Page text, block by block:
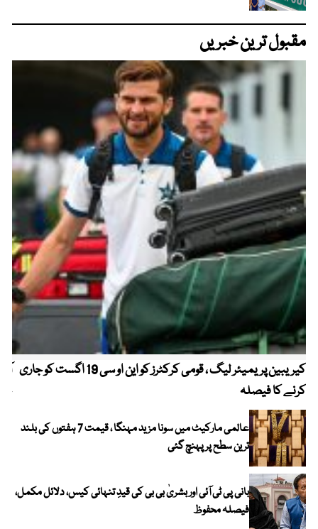
مقبول ترین خبریں
کیریبین پریمیئر لیگ ، قومی کرکٹرز کو این او سی 19 اگست کو جاری
کرنے کا فیصلہ
عالمی مارکیٹ میں سونا مزید مہنگا ، قیمت 7 ہفتوں کی بلند
ترین سطح پر پہنچ گئی
بانی پی ٹی آئی اور بشریٰ بی بی کی قیدِ تنہائی کیس، دلائل مکمل،
فیصلہ محفوظ